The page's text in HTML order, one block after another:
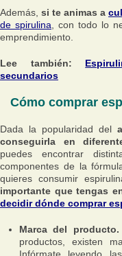
Además, si te animas a
de spirulina , con todo lo
emprendimiento.
Lee también:
secundarios
Cómo comprar
Dada la popularidad del
conseguirla en
puedes encontrar
componentes de la
quieres consumir
importante que tengas
decidir dónde comprar
Marca del producto.
productos, existen